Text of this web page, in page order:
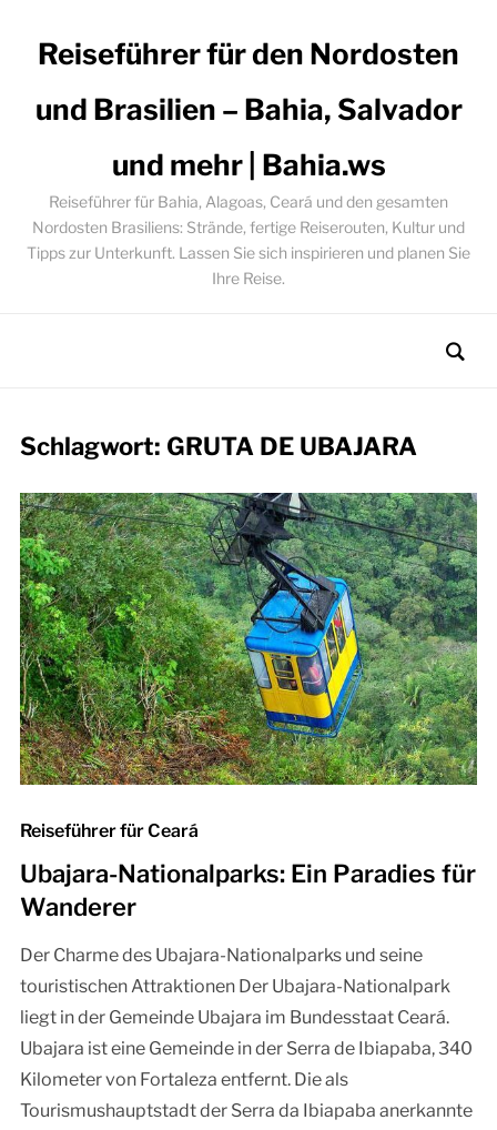
Reiseführer für den Nordosten
und Brasilien – Bahia, Salvador
und mehr | Bahia.ws
Reiseführer für Bahia, Alagoas, Ceará und den gesamten
Nordosten Brasiliens: Strände, fertige Reiserouten, Kultur und
Tipps zur Unterkunft. Lassen Sie sich inspirieren und planen Sie
Ihre Reise.
Schlagwort: GRUTA DE UBAJARA
Reiseführer für Ceará
Ubajara-Nationalparks: Ein Paradies für
Wanderer
Der Charme des Ubajara-Nationalparks und seine
touristischen Attraktionen Der Ubajara-Nationalpark
liegt in der Gemeinde Ubajara im Bundesstaat Ceará.
Ubajara ist eine Gemeinde in der Serra de Ibiapaba, 340
Kilometer von Fortaleza entfernt. Die als
Tourismushauptstadt der Serra da Ibiapaba anerkannte